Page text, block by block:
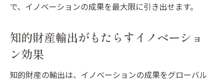
で、イノベーションの成果を最大限に引き出せます。
知的財産輸出がもたらすイノベーショ
ン効果
知的財産の輸出は、イノベーションの成果をグローバル